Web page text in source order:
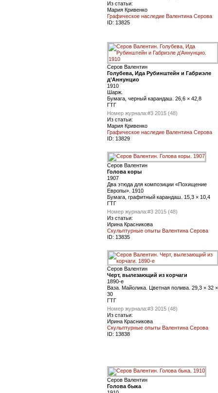
Из статьи:
Мария Кривенко
Графическое наследие Валентина Серова
ID: 13825
Серов Валентин
Голубева, Ида Рубинштейн и Габриэле
д’Аннунцио
1910
Шарж.
Бумага, черный карандаш. 26,6 × 42,8
ГТГ
Номер журнала:#3 2015 (48)
Из статьи:
Мария Кривенко
Графическое наследие Валентина Серова
ID: 13829
Серов Валентин
Голова коры
1907
Два этюда для композиции «Похищение
Европы». 1910
Бумага, графитный карандаш. 15,3 × 10,4
ГТГ
Номер журнала:#3 2015 (48)
Из статьи:
Ирина Красникова
Скульптурные опыты Валентина Серова
ID: 13835
Серов Валентин
Черт, вылезающий из корчаги
1890-е
Ваза. Майолика. Цветная полива. 29,3 × 32 ×
30
ГТГ
Номер журнала:#3 2015 (48)
Из статьи:
Ирина Красникова
Скульптурные опыты Валентина Серова
ID: 13838
Серов Валентин
Голова быка